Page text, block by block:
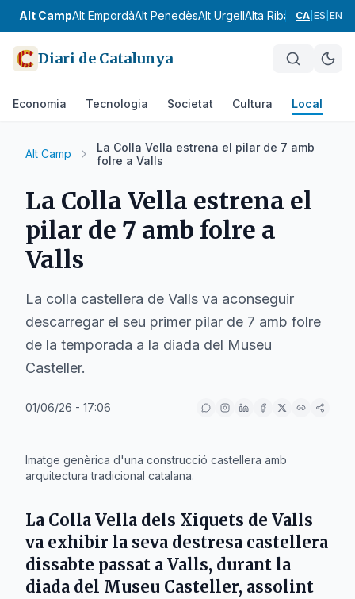
Alt CampAlt EmpordàAlt PenedèsAlt UrgellAlta RibagorçaAnoia
CA ES EN
Diari de Catalunya
Economia Tecnologia Societat Cultura Local
Alt Camp
La Colla Vella estrena el pilar de 7 amb
folre a Valls
La Colla Vella estrena el
pilar de 7 amb folre a
Valls
La colla castellera de Valls va aconseguir
descarregar el seu primer pilar de 7 amb folre
de la temporada a la diada del Museu
Casteller.
01/06/26 - 17:06
Imatge genèrica d'una construcció castellera amb
arquitectura tradicional catalana.
La Colla Vella dels Xiquets de Valls
va exhibir la seva destresa castellera
dissabte passat a Valls, durant la
diada del Museu Casteller, assolint